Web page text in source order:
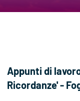
Appunti di
Ricordanze' -